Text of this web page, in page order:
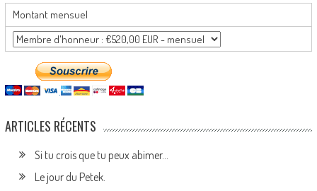
Montant mensuel
ARTICLES RÉCENTS
Si tu crois que tu peux abimer…
Le jour du Petek.